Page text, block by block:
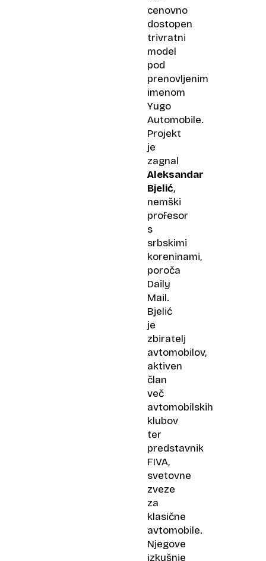
cenovno
dostopen
trivratni
model
pod
prenovljenim
imenom
Yugo
Automobile.
Projekt
je
zagnal
Aleksandar
Bjelić,
nemški
profesor
s
srbskimi
koreninami,
poroča
Daily
Mail.
Bjelić
je
zbiratelj
avtomobilov,
aktiven
član
več
avtomobilskih
klubov
ter
predstavnik
FIVA,
svetovne
zveze
za
klasične
avtomobile.
Njegove
izkušnje